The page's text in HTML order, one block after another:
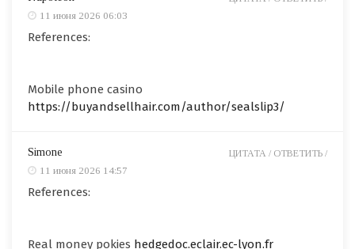
11 июня 2026 06:03
References:
Mobile phone casino
https://buyandsellhair.com/author/sealslip3/
Simone
11 июня 2026 14:57
References:
Real money pokies hedgedoc.eclair.ec-lyon.fr
ЦИТАТА / ОТВЕТИТЬ /